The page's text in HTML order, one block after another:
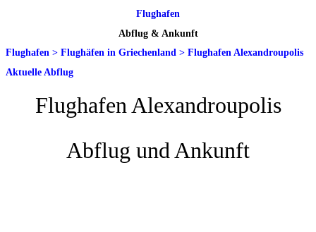
Flughafen
Abflug & Ankunft
Flughafen > Flughäfen in Griechenland > Flughafen Alexandroupolis
Aktuelle Abflug
Flughafen Alexandroupolis
Abflug und Ankunft